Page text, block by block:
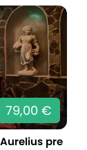
79,00 €
pre